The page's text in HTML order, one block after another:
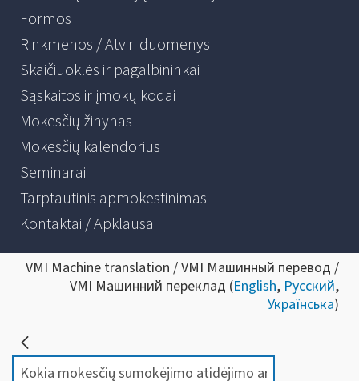
Formos
Rinkmenos / Atviri duomenys
Skaičiuoklės ir pagalbininkai
Sąskaitos ir įmokų kodai
Mokesčių žinynas
Mokesčių kalendorius
Seminarai
Tarptautinis apmokestinimas
Kontaktai / Apklausa
VMI Machine translation / VMI Машинный перевод /
VMI Машинний переклад (English, Русский,
Українська)